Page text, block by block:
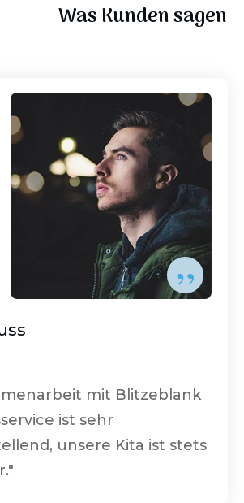
Was Kunden sagen
mit Blitzeblank
ist sehr
unsere Kita ist stets
”